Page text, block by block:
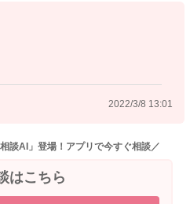
2022/3/8 13:01
談AI」登場！アプリで今すぐ相談／
はこちら